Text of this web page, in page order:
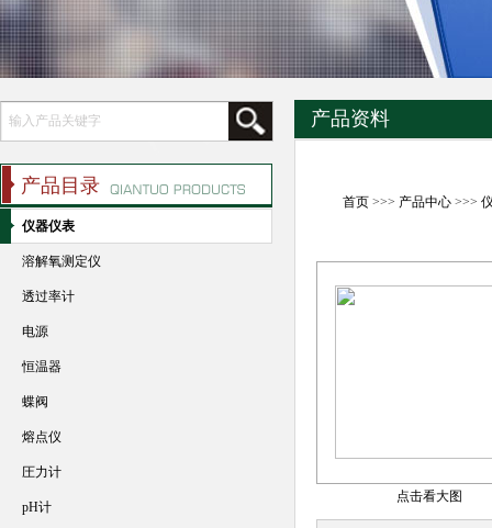
产品资料
首页>>> 产品中心>>>
点击看大图
产品目录
仪器仪表
溶解氧测定仪
透过率计
电源
恒温器
蝶阀
熔点仪
圧力计
pH计